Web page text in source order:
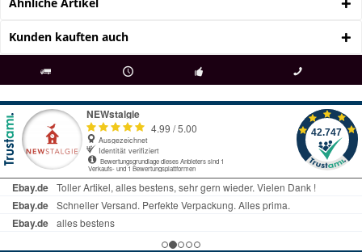
Kunden kauften auch
ab € 69 Bestellwert seit 98 Jahren Fachgeschäft + telefonisch erreichbar
09497 1511